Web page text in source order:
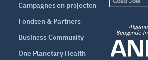
Campagnes en projecten
Fondsen & Partners
Business Community
One Planetary Health